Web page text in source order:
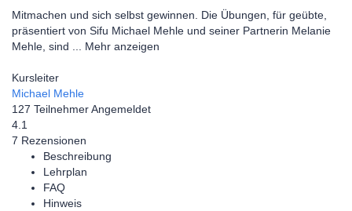
Mitmachen und sich selbst gewinnen. Die Übungen, für geübte,
präsentiert von Sifu Michael Mehle und seiner Partnerin Melanie
Mehle, sind
Mehr anzeigen
Kursleiter
Michael Mehle
127 TeilnehmerAngemeldet
4.1
7 Rezensionen
Beschreibung
Lehrplan
FAQ
Hinweis